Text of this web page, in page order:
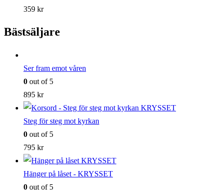
359 kr
Bästsäljare
Ser fram emot våren
0 out of 5
895 kr
Steg för steg mot kyrkan
0 out of 5
795 kr
Hänger på låset - KRYSSET
0 out of 5